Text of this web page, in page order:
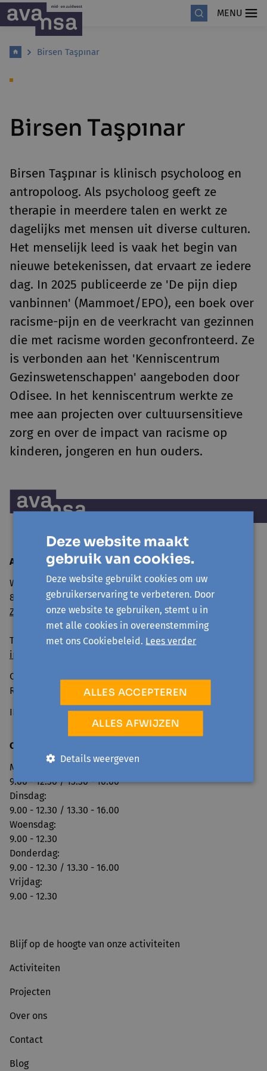
MENU
Birsen Taşpınar
Birsen Taşpınar
Birsen Taşpınar is klinisch psycholoog en
antropoloog. Als psycholoog geeft ze
therapie in meerdere talen en werkt ze
dagelijks met mensen uit diverse culturen.
Het menselijk leed is vaak het begin van
nieuwe betekenissen, dat ervaart ze iedere
dag. In 2025 publiceerde ze 'De pijn diep
vanbinnen' (Mammoet/EPO), een boek over
racisme-pijn en de veerkracht van gezinnen
die met racisme worden geconfronteerd. Ze
is verbonden aan het 'Kenniscentrum
Gezinswetenschappen' aangeboden door
Odisee. In het kenniscentrum werkte ze
mee aan projecten over cultuursensitieve
zorg en over de impact van racisme op
kinderen, jongeren en hun ouders.
Avansa
Mid- en Zuidwest
Wandelweg 11
8500 Kortrijk
Zo geraak je er
Tel: 056 260 600
info@avansa-mzw.be
Ondernemingsnummer: BE0859.901.733
RPR GENT, afd. KORTRIJK
IBAN BE69 0014 0920 4478
Openingsuren onthaal:
Maandag:
9.00 - 12.30 / 13.30 - 16.00
Dinsdag:
9.00 - 12.30 / 13.30 - 16.00
Woensdag:
9.00 - 12.30
Donderdag:
9.00 - 12.30 / 13.30 - 16.00
Vrijdag:
9.00 - 12.30
Blijf op de hoogte van onze activiteiten
Activiteiten
Projecten
Over ons
Contact
Blog
Deze website maakt
gebruik van cookies.
Deze website gebruikt cookies om uw
gebruikerservaring te verbeteren. Door
onze website te gebruiken, stemt u in
met alle cookies in overeenstemming
met ons Cookiebeleid. Lees verder
ALLES ACCEPTEREN
ALLES AFWIJZEN
Details weergeven